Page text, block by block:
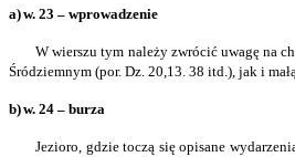
a)w. 23 – wprowadzenie
W wierszu tym należy zwrócić uwagę na
Śródziemnym (por. Dz. 20,13. 38 itd.), jak i
b)w. 24 – burza
Jezioro, gdzie toczą się opisane